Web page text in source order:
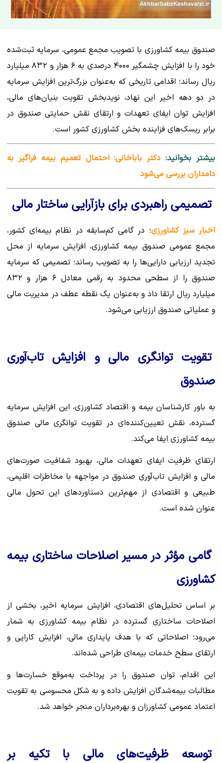
صندوق بیمه کشاورزی با تصویب مجمع عمومی، سرمایه ثبت‌شده
خود را با افزایش چشمگیر ۴۰۰۰ درصدی به ۶ هزار و ۸۳۲ میلیارد
ریال رساند؛ اقدامی تاریخی که به‌عنوان بزرگ‌ترین افزایش سرمایه
در دو دهه اخیر این نهاد، نویدبخش تقویت بنیان‌های مالی،
افزایش توان ایفای تعهدات و ارتقای نقش حمایتی صندوق در
برابر ریسک‌های فزاینده بخش کشاورزی کشور است.
بیشتر بخوانید: دکتر باباخانی: احتمال تعمیم بیمه فراگیر به
دامداران بررسی می‌شود
تصمیمی راهبردی برای بازآرایی ساختار مالی
اخبار سبز کشاورزی؛ در گامی کم‌سابقه در نظام بیمه‌ای کشور،
مجمع عمومی صندوق بیمه کشاورزی، افزایش سرمایه از محل
تجدید ارزیابی دارایی‌ها را به تصویب رساند؛ تصمیمی که سرمایه
صندوق را از سطحی محدود به رقمی معادل ۶ هزار و ۸۳۲
میلیارد ریال ارتقا داد و به‌عنوان یک نقطه عطف در مدیریت مالی
و عملیاتی صندوق ارزیابی می‌شود.
تقویت توانگری مالی و افزایش تاب‌آوری
صندوق
به باور کارشناسان بیمه و اقتصاد کشاورزی، این افزایش سرمایه
گسترده، نقش تعیین‌کننده‌ای در تقویت توانگری مالی صندوق
بیمه کشاورزی ایفا می‌کند.
ارتقای ظرفیت ایفای تعهدات مالی، بهبود شفافیت صورت‌های
مالی و افزایش تاب‌آوری صندوق در مواجهه با مخاطرات اقلیمی،
طبیعی و اقتصادی از مهم‌ترین دستاوردهای این تحول مالی
عنوان شده است.
گامی مؤثر در مسیر اصلاحات ساختاری بیمه
کشاورزی
بر اساس تحلیل‌های اقتصادی، افزایش سرمایه اخیر، بخشی از
اصلاحات ساختاری گسترده در نظام بیمه کشاورزی به شمار
می‌رود؛ اصلاحاتی که با هدف پایداری مالی، افزایش کارایی و
ارتقای سطح خدمات بیمه‌ای طراحی شده‌اند.
این اقدام، توان صندوق را در پرداخت به‌موقع خسارت‌ها و
مطالبات بیمه‌شدگان افزایش داده و به شکل محسوسی به تقویت
اعتماد عمومی کشاورزان و بهره‌برداران منجر خواهد شد.
توسعه ظرفیت‌های مالی با تکیه بر